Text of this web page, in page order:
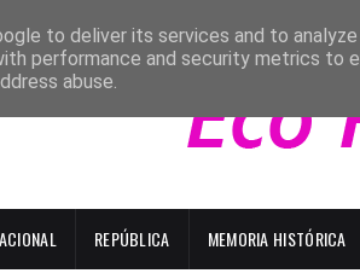
REPÚBLICA MEMORIA HISTÓRICA
to deliver its services and to
performance and security metrics to
abuse.